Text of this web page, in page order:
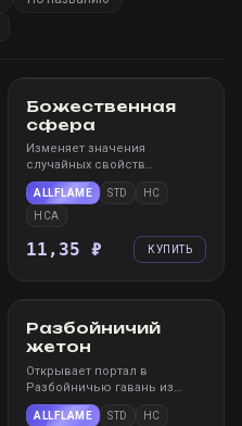
Божественная
сфера
Изменяет значения
случайных свойств
предмета.
ALLFLAME STD
HC
HCA
11,35 ₽ КУПИТЬ
Разбойничий
жетон
Открывает портал в
Разбойничью гавань из
города или убежища
ALLFLAME STD
HC